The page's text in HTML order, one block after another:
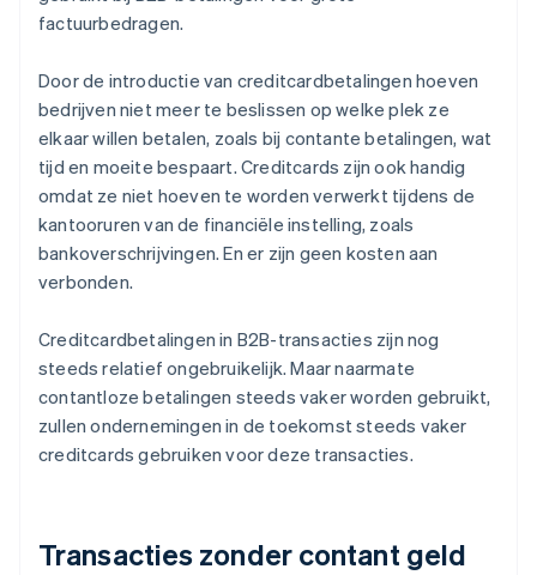
factuurbedragen.
Door de introductie van creditcardbetalingen hoeven
bedrijven niet meer te beslissen op welke plek ze
elkaar willen betalen, zoals bij contante betalingen, wat
tijd en moeite bespaart. Creditcards zijn ook handig
omdat ze niet hoeven te worden verwerkt tijdens de
kantooruren van de financiële instelling, zoals
bankoverschrijvingen. En er zijn geen kosten aan
verbonden.
Creditcardbetalingen in B2B-transacties zijn nog
steeds relatief ongebruikelijk. Maar naarmate
contantloze betalingen steeds vaker worden gebruikt,
zullen ondernemingen in de toekomst steeds vaker
creditcards gebruiken voor deze transacties.
Transacties zonder contant geld